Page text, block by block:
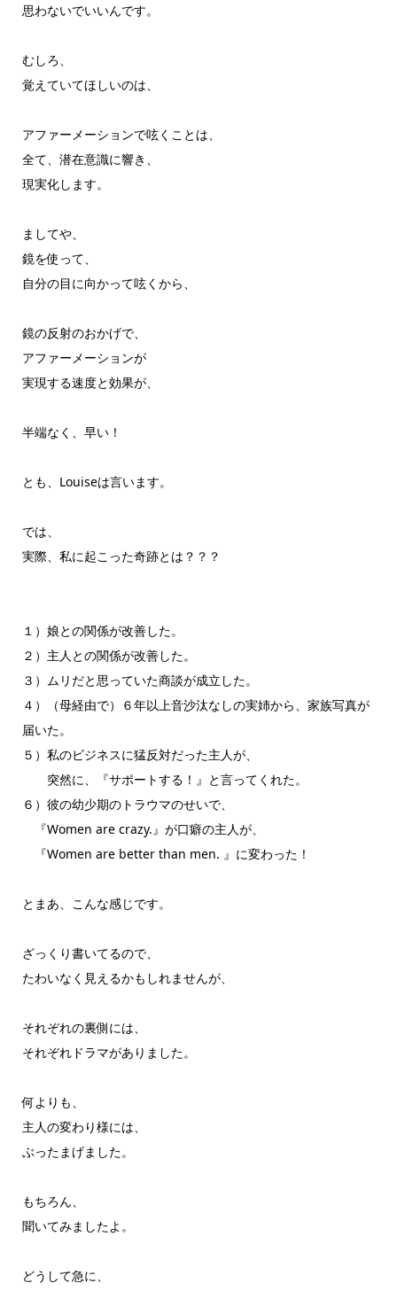
思わないでいいんです。
むしろ、
覚えていてほしいのは、
アファーメーションで呟くことは、
全て、潜在意識に響き、
現実化します。
ましてや、
鏡を使って、
自分の目に向かって呟くから、
鏡の反射のおかげで、
アファーメーションが
実現する速度と効果が、
半端なく、早い！
とも、Louiseは言います。
では、
実際、私に起こった奇跡とは？？？
１）娘との関係が改善した。
２）主人との関係が改善した。
３）ムリだと思っていた商談が成立した。
４）（母経由で）６年以上音沙汰なしの実姉から、家族写真が
届いた。
５）私のビジネスに猛反対だった主人が、
突然に、『サポートする！』と言ってくれた。
６）彼の幼少期のトラウマのせいで、
『Women are crazy.』が口癖の主人が、
『Women are better than men. 』に変わった！
とまあ、こんな感じです。
ざっくり書いてるので、
たわいなく見えるかもしれませんが、
それぞれの裏側には、
それぞれドラマがありました。
何よりも、
主人の変わり様には、
ぶったまげました。
もちろん、
聞いてみましたよ。
どうして急に、